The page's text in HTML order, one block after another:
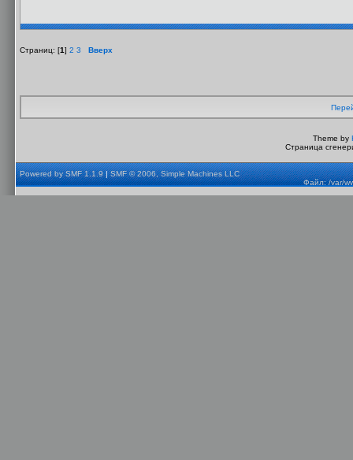
Страниц: [1] 2 3 Вверх
Theme by
Страница
Powered by SMF 1.1.9|SMF © 2006, Simple Machines LLC
Файл: /var/